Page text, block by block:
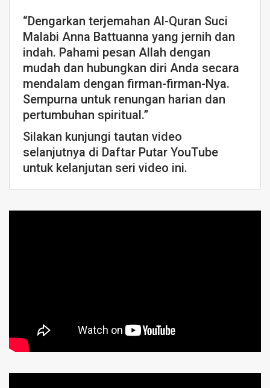
“Dengarkan terjemahan Al-Quran Suci
Malabi Anna Battuanna yang jernih dan
indah. Pahami pesan Allah dengan
mudah dan hubungkan diri Anda secara
mendalam dengan firman-firman-Nya.
Sempurna untuk renungan harian dan
pertumbuhan spiritual.”
Silakan kunjungi tautan video
selanjutnya di Daftar Putar YouTube
untuk kelanjutan seri video ini.